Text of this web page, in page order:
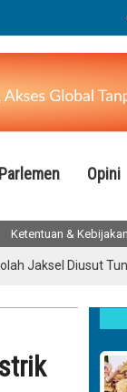
Parlemen Opini
Ketentuan & Kebijakan
Diusut Tuntas